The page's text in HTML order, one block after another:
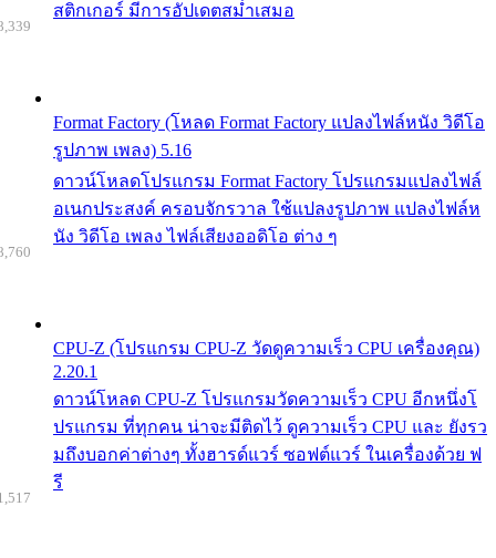
สติกเกอร์ มีการอัปเดตสม่ำเสมอ
Format Factory (โหลด Format Factory แปลงไฟล์หนัง วิดีโอ
รูปภาพ เพลง) 5.16
ดาวน์โหลดโปรแกรม Format Factory โปรแกรมแปลงไฟล์
อเนกประสงค์ ครอบจักรวาล ใช้แปลงรูปภาพ แปลงไฟล์ห
นัง วิดีโอ เพลง ไฟล์เสียงออดิโอ ต่าง ๆ
CPU-Z (โปรแกรม CPU-Z วัดดูความเร็ว CPU เครื่องคุณ)
2.20.1
ดาวน์โหลด CPU-Z โปรแกรมวัดความเร็ว CPU อีกหนึ่งโ
ปรแกรม ที่ทุกคน น่าจะมีติดไว้ ดูความเร็ว CPU และ ยังรว
มถึงบอกค่าต่างๆ ทั้งฮารด์แวร์ ซอฟต์แวร์ ในเครื่องด้วย ฟ
รี